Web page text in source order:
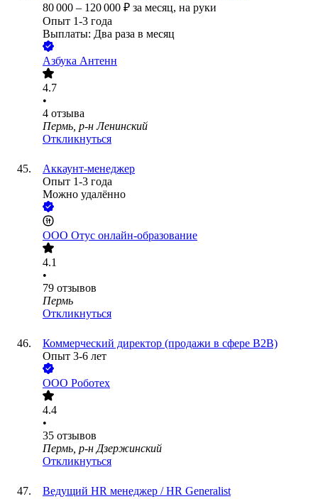
80 000 – 120 000 ₽ за месяц, на руки
Опыт 1-3 года
Выплаты: Два раза в месяц
Азбука Антенн
4.7
•
4 отзыва
Пермь, р-н Ленинский
Откликнуться
Аккаунт-менеджер
Опыт 1-3 года
Можно удалённо
ООО Отус онлайн-образование
4.1
•
79 отзывов
Пермь
Откликнуться
Коммерческий директор (продажи в сфере B2B)
Опыт 3-6 лет
ООО Роботех
4.4
•
35 отзывов
Пермь, р-н Дзержинский
Откликнуться
Ведущий HR менеджер / HR Generalist